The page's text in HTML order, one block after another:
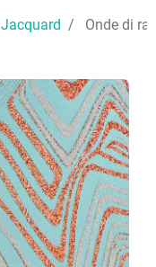
Jacquard Onde di